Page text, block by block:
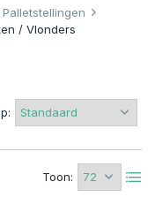
Palletstellingen
/ Vlonders
Toon: